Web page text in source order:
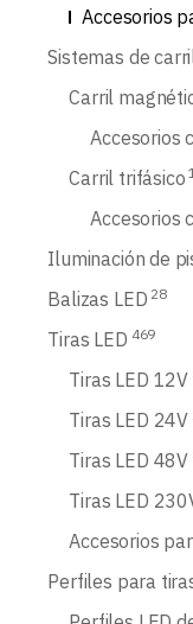
Accesorios
Sistemas de
Carril
Accesorios
Carril trifásico
Accesorios
Iluminación de
Balizas LED 28
Tiras LED 469
Tiras LED 12V
Tiras LED 24V
Tiras LED 48V
Tiras LED
Accesorios
Perfiles para